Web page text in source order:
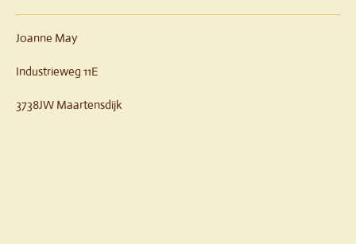
Joanne May
Industrieweg 11E
3738JW Maartensdijk